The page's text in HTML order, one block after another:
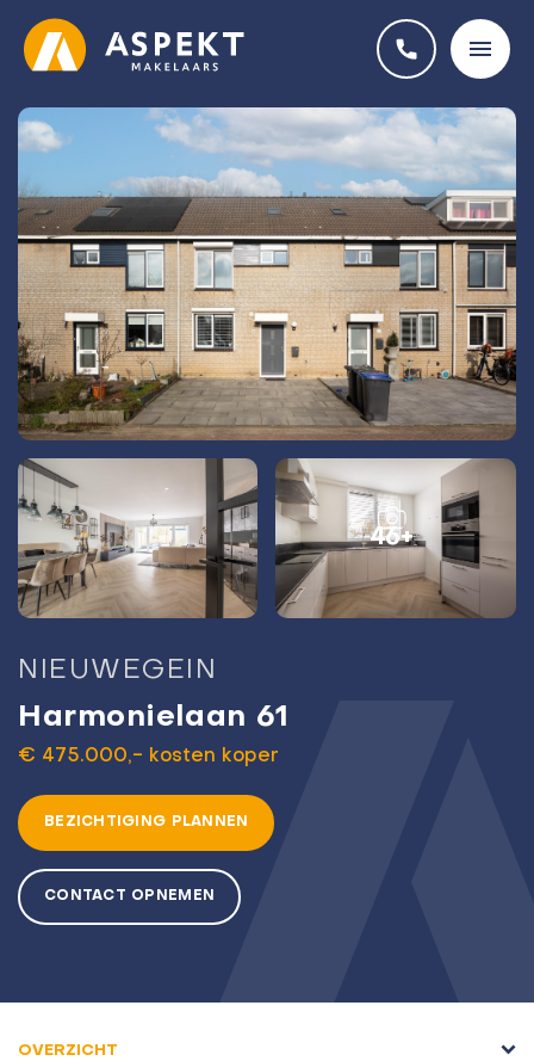
46+
NIEUWEGEIN
Harmonielaan 61
€ 475.000,- kosten koper
BEZICHTIGING PLANNEN
CONTACT OPNEMEN
OVERZICHT